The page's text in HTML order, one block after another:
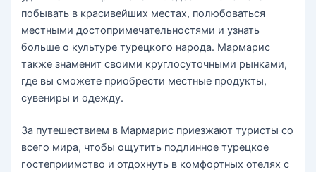
побывать в красивейших местах, полюбоваться
местными достопримечательностями и узнать
больше о культуре турецкого народа. Мармарис
также знаменит своими круглосуточными рынками,
где вы сможете приобрести местные продукты,
сувениры и одежду.
За путешествием в Мармарис приезжают туристы со
всего мира, чтобы ощутить подлинное турецкое
гостеприимство и отдохнуть в комфортных отелях с